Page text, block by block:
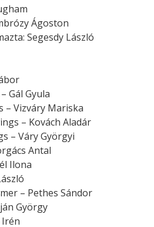
Ágoston
Segesdy László
Gál Gyula
– Vizváry Mariska
– Kovách Aladár
– Váry Györgyi
Antal
Ilona
– Pethes Sándor
György